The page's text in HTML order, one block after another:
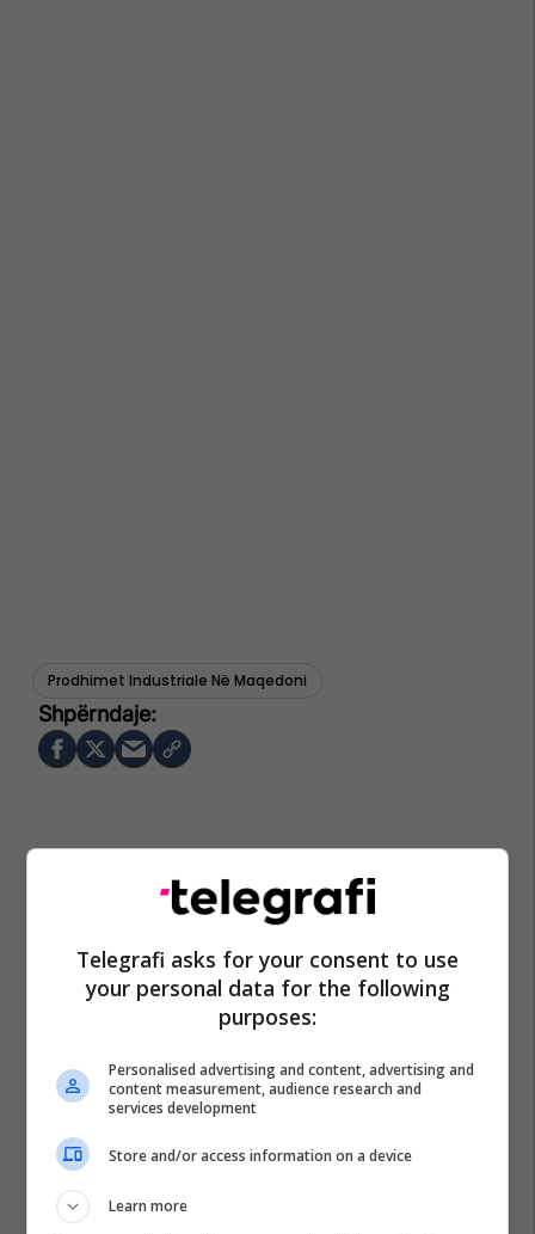
Prodhimet Industriale Në Maqedoni
Telegrafi asks for your consent to use
your personal data for the following
purposes:
Personalised advertising and content, advertising and
content measurement, audience research and
services development
Store and/or access information on a device
Learn more